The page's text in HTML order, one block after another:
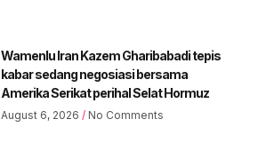
Wamenlu Iran Kazem Gharibabadi tepis
kabar sedang negosiasi bersama
Amerika Serikat perihal Selat Hormuz
August 6, 2026 No Comments